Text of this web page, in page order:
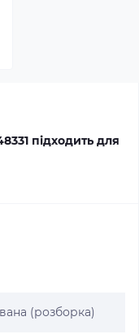
підходить для
(розборка)